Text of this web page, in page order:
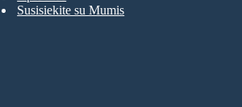
Susisiekite su Mumis